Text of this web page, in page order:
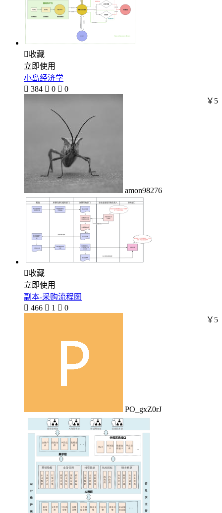
收藏
立即使用
小岛经济学
 384  0  0
amon98276
￥5
收藏
立即使用
副本-采购流程图
 466  1  0
PO_gxZ0rJ
￥5